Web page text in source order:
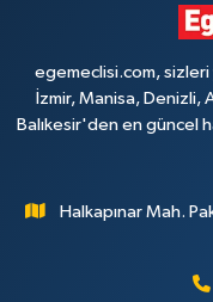
egemeclisi.com, sizleri
İzmir, Manisa, Denizli,
Balıkesir'den en güncel
Halkapınar Mah.